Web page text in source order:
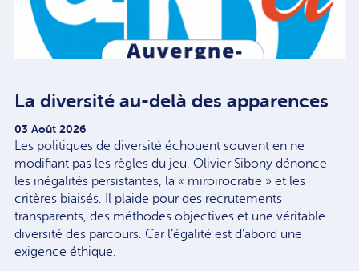
La diversité au-delà des apparences
03 Août 2026
Les politiques de diversité échouent souvent en ne
modifiant pas les règles du jeu. Olivier Sibony dénonce
les inégalités persistantes, la « miroirocratie » et les
critères biaisés. Il plaide pour des recrutements
transparents, des méthodes objectives et une véritable
diversité des parcours. Car l’égalité est d’abord une
exigence éthique.